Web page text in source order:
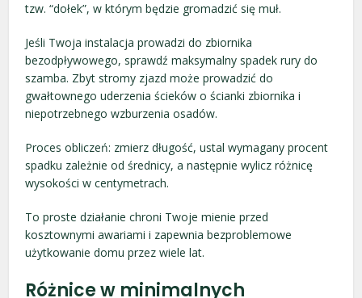
tzw. “dołek”, w którym będzie gromadzić się muł.
Jeśli Twoja instalacja prowadzi do zbiornika
bezodpływowego, sprawdź maksymalny spadek rury do
szamba. Zbyt stromy zjazd może prowadzić do
gwałtownego uderzenia ścieków o ścianki zbiornika i
niepotrzebnego wzburzenia osadów.
Proces obliczeń: zmierz długość, ustal wymagany procent
spadku zależnie od średnicy, a następnie wylicz różnicę
wysokości w centymetrach.
To proste działanie chroni Twoje mienie przed
kosztownymi awariami i zapewnia bezproblemowe
użytkowanie domu przez wiele lat.
Różnice w minimalnych